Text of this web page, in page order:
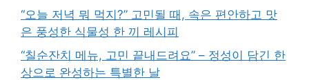
“오늘 저녁 뭐 먹지?” 고민될 때, 속은 편안하고 맛
은 풍성한 식물성 한 끼 레시피
“칠순잔치 메뉴, 고민 끝내드려요” – 정성이 담긴 한
상으로 완성하는 특별한 날